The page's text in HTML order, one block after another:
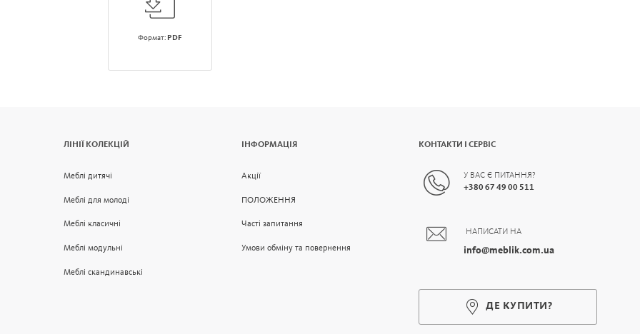
Формат: PDF
ЛІНІЇ КОЛЕКЦІЙ
Меблі дитячі
Меблі для молоді
Меблі класичні
Меблі модульні
Меблі скандинавські
ІНФОРМАЦІЯ
Акції
ПОЛОЖЕННЯ
Часті запитання
Умови обміну та повернення
КОНТАКТИ І СЕРВІС
У ВАС Є ПИТАННЯ?
+380 67 49 00 511
НАПИСАТИ НА
info@meblik.com.ua
ДЕ КУПИТИ?